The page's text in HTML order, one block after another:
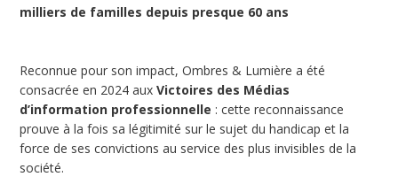
milliers de familles depuis presque 60 ans
Reconnue pour son impact, Ombres & Lumière a été
consacrée en 2024 aux Victoires des Médias
d’information professionnelle : cette reconnaissance
prouve à la fois sa légitimité sur le sujet du handicap et la
force de ses convictions au service des plus invisibles de la
société.